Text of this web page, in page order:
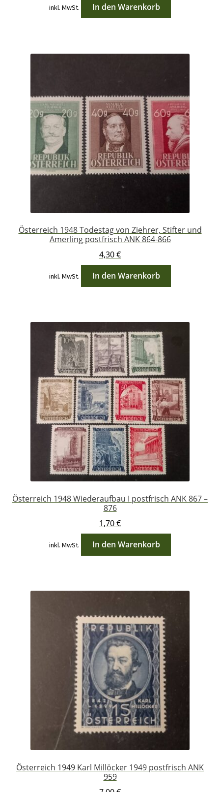
inkl. MwSt. In den Warenkorb
Österreich 1948 Todestag von Ziehrer, Stifter und
Amerling postfrisch ANK 864-866
4,30€
inkl. MwSt. In den Warenkorb
Österreich 1948 Wiederaufbau I postfrisch ANK 867 –
876
1,70€
inkl. MwSt. In den Warenkorb
Österreich 1949 Karl Millöcker 1949 postfrisch ANK
959